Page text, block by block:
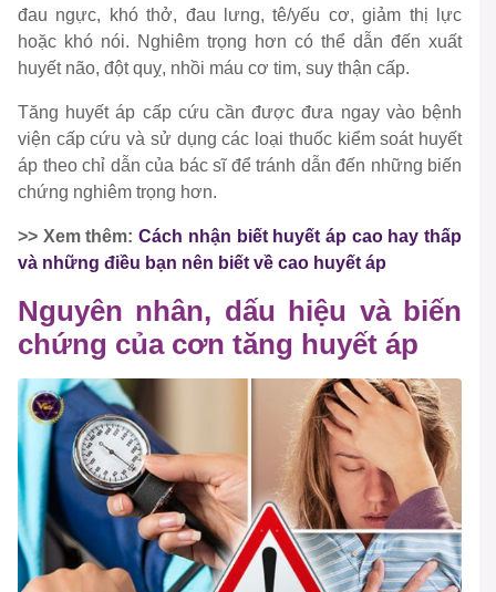
đau ngực, khó thở, đau lưng, tê/yếu cơ, giảm thị lực
hoặc khó nói. Nghiêm trọng hơn có thể dẫn đến xuất
huyết não, đột quỵ, nhồi máu cơ tim, suy thận cấp.
Tăng huyết áp cấp cứu cần được đưa ngay vào bệnh
viện cấp cứu và sử dụng các loại thuốc kiểm soát huyết
áp theo chỉ dẫn của bác sĩ để tránh dẫn đến những biến
chứng nghiêm trọng hơn.
>> Xem thêm:Cách nhận biết huyết áp cao hay thấp
và những điều bạn nên biết về cao huyết áp
Nguyên nhân, dấu hiệu và biến
chứng của cơn tăng huyết áp